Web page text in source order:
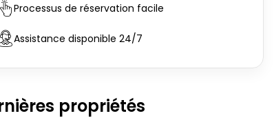
Processus de réservation facile
Assistance disponible 24/7
propriétés